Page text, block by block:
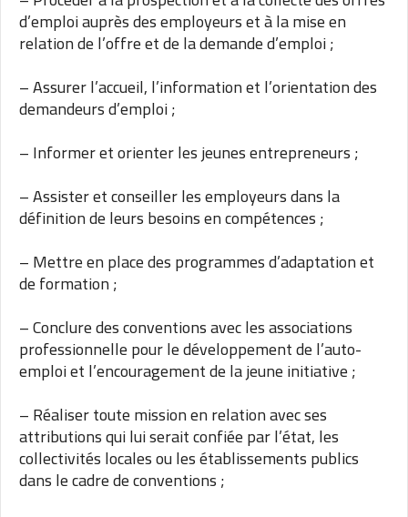
d’emploi auprès des employeurs et à la mise en
relation de l’offre et de la demande d’emploi ;
– Assurer l’accueil, l’information et l’orientation des
demandeurs d’emploi ;
– Informer et orienter les jeunes entrepreneurs ;
– Assister et conseiller les employeurs dans la
définition de leurs besoins en compétences ;
– Mettre en place des programmes d’adaptation et
de formation ;
– Conclure des conventions avec les associations
professionnelle pour le développement de l’auto-
emploi et l’encouragement de la jeune initiative ;
– Réaliser toute mission en relation avec ses
attributions qui lui serait confiée par l’état, les
collectivités locales ou les établissements publics
dans le cadre de conventions ;